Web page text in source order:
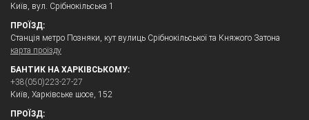
Київ, вул. Срібнокільська 1
ПРОЇЗД:
Станція метро Позняки, кут вулиць Срібнокільської та Княжого Затона
карта проїзду
БАНТИК НА ХАРКІВСЬКОМУ:
+38(050)223-27-27
Київ, Харківське шосе, 152
ПРОЇЗД: